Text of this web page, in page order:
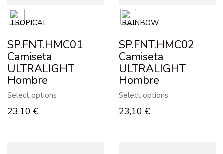
SP.FNT.HMC01
Camiseta
ULTRALIGHT
Hombre
Select options
23,10 €
SP.FNT.HMC02
Camiseta
ULTRALIGHT
Hombre
Select options
23,10 €